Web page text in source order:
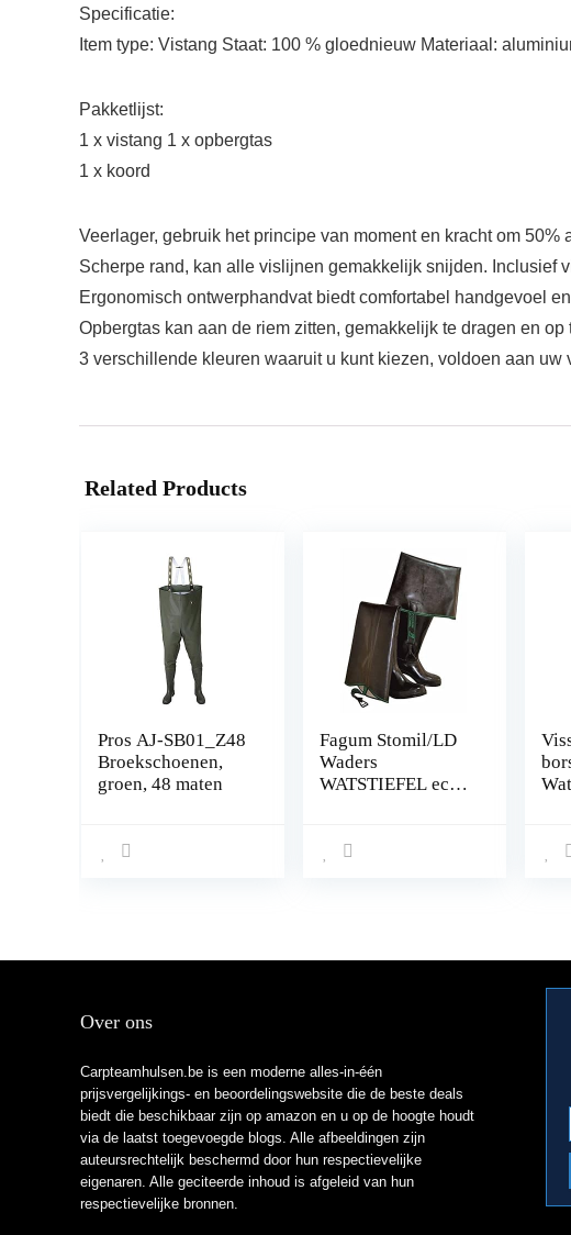
Specificatie:
Item type: Vistang Staat: 100 % gloednieuw Materiaal:
Pakketlijst:
1 x vistang 1 x opbergtas
1 x koord
Veerlager, gebruik het principe van moment en kracht om 50%
Scherpe rand, kan alle vislijnen gemakkelijk snijden. Inclusief
Ergonomisch ontwerphandvat biedt comfortabel handgevoel
Opbergtas kan aan de riem zitten, gemakkelijk te dragen en
3 verschillende kleuren waaruit u kunt kiezen, voldoen aan uw
Related Products
Pros AJ-SB01_Z48
Broekschoenen,
groen, 48 maten
Fagum Stomil/LD
Waders
WATSTIEFEL echt
rubberen
Over ons
Carpteamhulsen.be is een moderne alles-in-één
prijsvergelijkings- en beoordelingswebsite die de beste deals
biedt die beschikbaar zijn op amazon en u op de hoogte houdt
via de laatst toegevoegde blogs. Alle afbeeldingen zijn
auteursrechtelijk beschermd door hun respectievelijke
eigenaren. Alle geciteerde inhoud is afgeleid van hun
respectievelijke bronnen.